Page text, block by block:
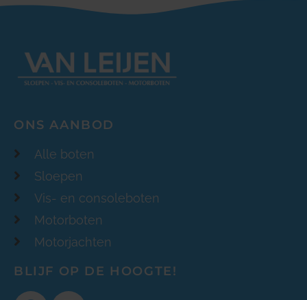
ONS AANBOD
Alle boten
Sloepen
Vis- en consoleboten
Motorboten
Motorjachten
BLIJF OP DE HOOGTE!